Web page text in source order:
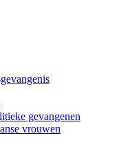
gevangenen
vrouwen